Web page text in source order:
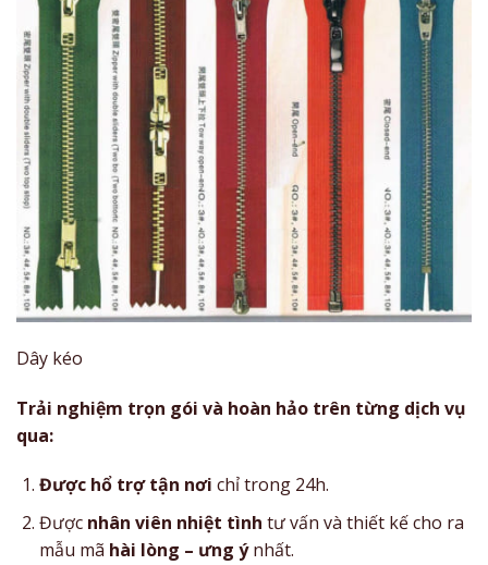
Dây kéo
Trải nghiệm trọn gói và hoàn hảo trên từng dịch vụ
qua:
Được hổ trợ tận nơi chỉ trong 24h.
Đượcnhân viên nhiệt tình tư vấn và thiết kế cho ra
mẫu mã hài lòng – ưng ýnhất.